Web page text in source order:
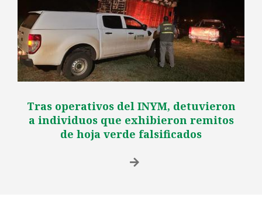
Tras operativos del INYM, detuvieron
a individuos que exhibieron remitos
de hoja verde falsificados